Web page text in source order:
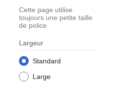
Cette page utilise
toujours une petite taille
de police
Largeur
Standard
Large